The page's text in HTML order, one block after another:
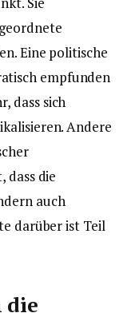
Eine politische
empfunden
dass sich
Andere
dass die
auch
darüber ist Teil
die